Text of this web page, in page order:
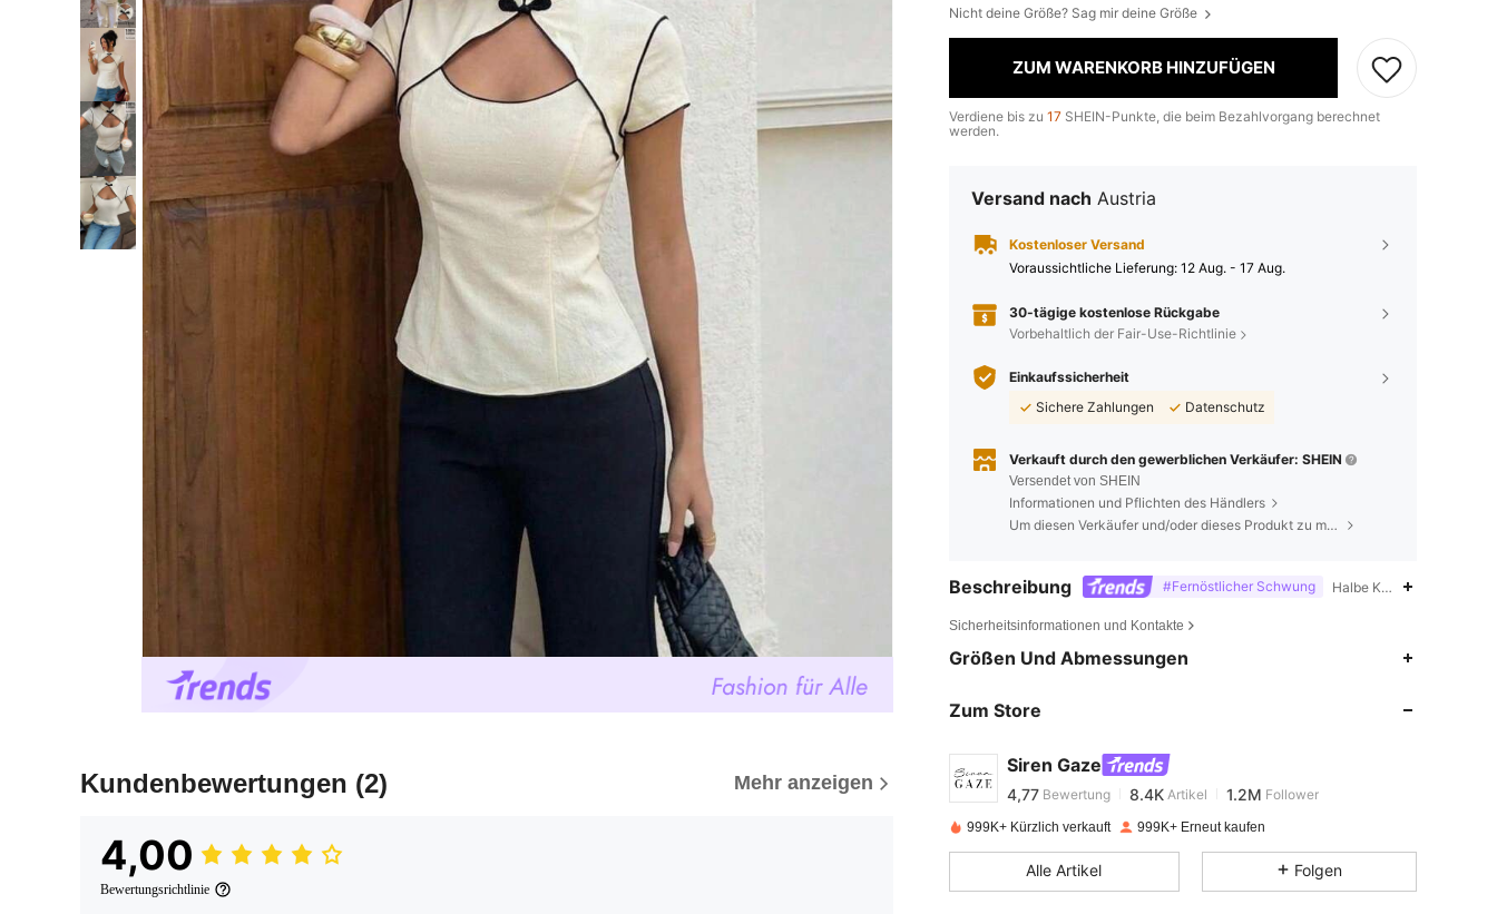
Kundenbewertungen (2) Mehr anzeigen
4,00
Bewertungsrichtlinie
Nicht deine Größe? Sag mir deine Größe
ZUM WARENKORB HINZUFÜGEN
Verdiene bis zu 17 SHEIN-Punkte, die beim Bezahlvorgang berechnet
werden.
Versand nach Austria
Kostenloser Versand
Voraussichtliche Lieferung: 12 Aug. - 17 Aug.
30-tägige kostenlose Rückgabe
Vorbehaltlich der Fair-Use-Richtlinie
Einkaufssicherheit
Sichere Zahlungen
Datenschutz
Verkauft durch den gewerblichen Verkäufer: SHEIN
Versendet von SHEIN
Informationen und Pflichten des Händlers
Um diesen Verkäufer und/oder dieses Produkt zu melden
Beschreibung #Fernöstlicher Schwung Halbe
Sicherheitsinformationen und Kontakte
Größen Und Abmessungen
Zum Store
Siren Gaze
4,77
4,77
s***8bezahltVor 1 Tag
4,77 8.4K 1.2M
999K+ Kürzlich verkauft 999K+ Erneut kaufen
Alle Artikel Folgen